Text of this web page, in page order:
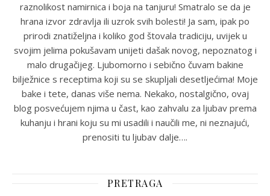
raznolikost namirnica i boja na tanjuru! Smatralo se da je
hrana izvor zdravlja ili uzrok svih bolesti! Ja sam, ipak po
prirodi znatiželjna i koliko god štovala tradiciju, uvijek u
svojim jelima pokušavam unijeti dašak novog, nepoznatog i
malo drugačijeg. Ljubomorno i sebično čuvam bakine
bilježnice s receptima koji su se skupljali desetljećima! Moje
bake i tete, danas više nema. Nekako, nostalgično, ovaj
blog posvećujem njima u čast, kao zahvalu za ljubav prema
kuhanju i hrani koju su mi usadili i naučili me, ni neznajući,
prenositi tu ljubav dalje….
PRETRAGA